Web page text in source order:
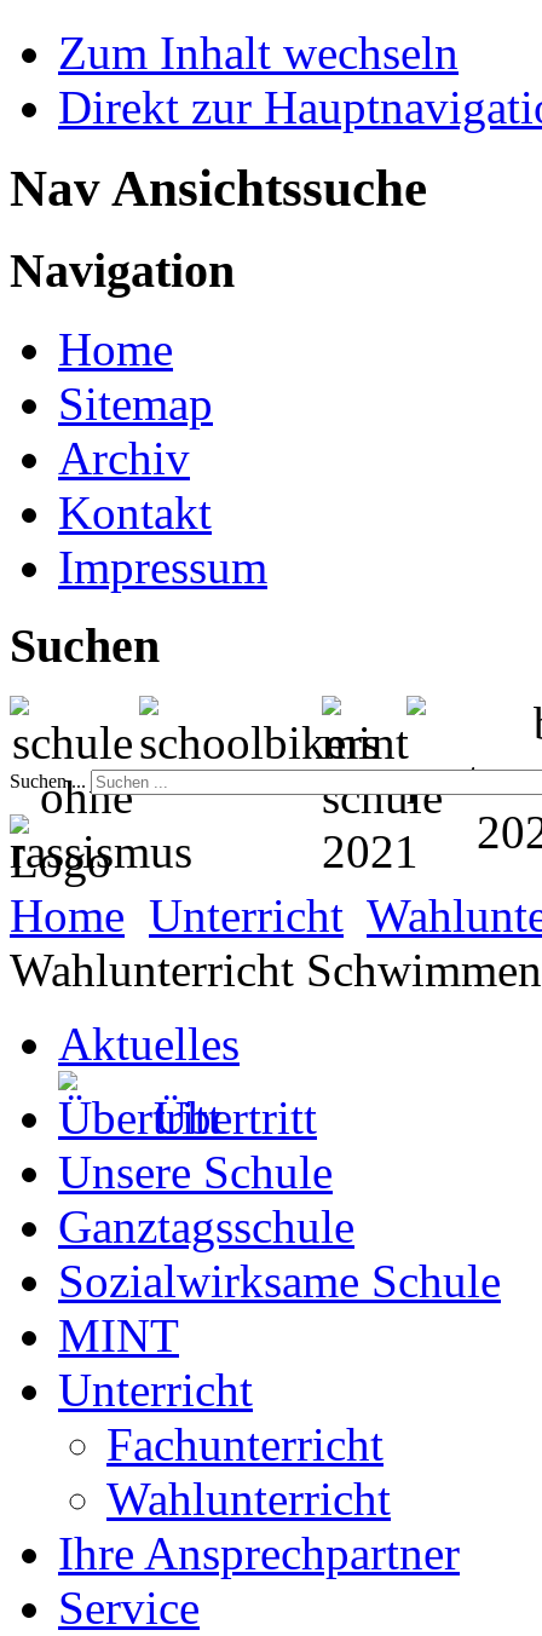
Zum Inhalt wechseln
Direkt zur
Nav Ansichtssuche
Navigation
Home
Sitemap
Archiv
Kontakt
Impressum
Suchen
Suchen ...
Home Unterricht
Wahlunterricht Schwimmen
Aktuelles
Übertritt
Unsere Schule
Ganztagsschule
Sozialwirksame Schule
MINT
Unterricht
Fachunterricht
Wahlunterricht
Ihre Ansprechpartner
Service